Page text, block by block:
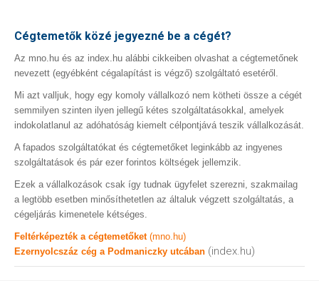
Cégtemetők közé jegyezné be a cégét?
Az mno.hu és az index.hu alábbi cikkeiben olvashat a cégtemetőnek
nevezett (egyébként cégalapítást is végző) szolgáltató esetéről.
Mi azt valljuk, hogy egy komoly vállalkozó nem kötheti össze a cégét
semmilyen szinten ilyen jellegű kétes szolgáltatásokkal, amelyek
indokolatlanul az adóhatóság kiemelt célpontjává teszik vállalkozását.
A fapados szolgáltatókat és cégtemetőket leginkább az ingyenes
szolgáltatások és pár ezer forintos költségek jellemzik.
Ezek a vállalkozások csak így tudnak ügyfelet szerezni, szakmailag
a legtöbb esetben minősíthetetlen az általuk végzett szolgáltatás, a
cégeljárás kimenetele kétséges.
Feltérképezték a cégtemetőket (mno.hu)
Ezernyolcszáz cég a Podmaniczky utcában (index.hu)